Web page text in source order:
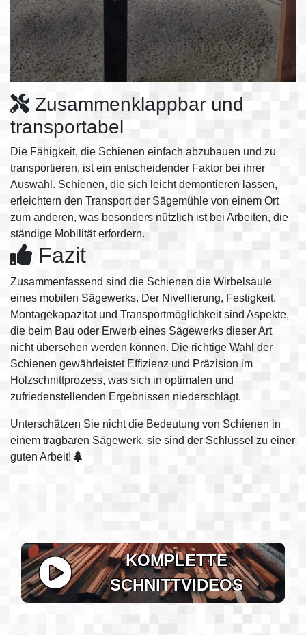
Zusammenklappbar und
transportabel
Die Fähigkeit, die Schienen einfach abzubauen und zu
transportieren, ist ein entscheidender Faktor bei ihrer
Auswahl. Schienen, die sich leicht demontieren lassen,
erleichtern den Transport der Sägemühle von einem Ort
zum anderen, was besonders nützlich ist bei Arbeiten, die
ständige Mobilität erfordern.
Fazit
Zusammenfassend sind die Schienen die Wirbelsäule
eines mobilen Sägewerks. Der Nivellierung, Festigkeit,
Montagekapazität und Transportmöglichkeit sind Aspekte,
die beim Bau oder Erwerb eines Sägewerks dieser Art
nicht übersehen werden können. Die richtige Wahl der
Schienen gewährleistet Effizienz und Präzision im
Holzschnittprozess, was sich in optimalen und
zufriedenstellenden Ergebnissen niederschlägt.
Unterschätzen Sie nicht die Bedeutung von Schienen in
einem tragbaren Sägewerk, sie sind der Schlüssel zu einer
guten Arbeit!
KOMPLETTE
SCHNITTVIDEOS